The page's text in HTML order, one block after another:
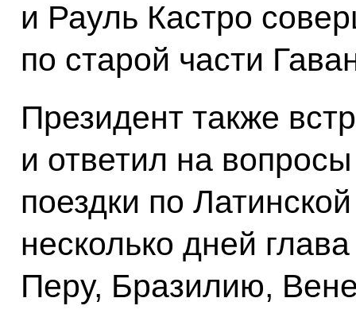
и Рауль Кастро
по старой части
Президент также
и ответил на
поездки по
несколько дней
Перу, Бразилию,